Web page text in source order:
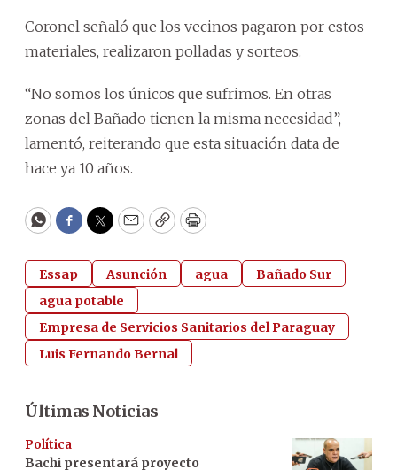
Coronel señaló que los vecinos pagaron por estos
materiales, realizaron polladas y sorteos.
“No somos los únicos que sufrimos. En otras
zonas del Bañado tienen la misma necesidad”,
lamentó, reiterando que esta situación data de
hace ya 10 años.
WhatsApp
Facebook
Twitter
EmailCopyPrint
Essap Asunción agua
Bañado Sur
agua potable
Empresa de Servicios Sanitarios del Paraguay
Luis Fernando Bernal
Últimas Noticias
Política
Bachi presentará proyecto